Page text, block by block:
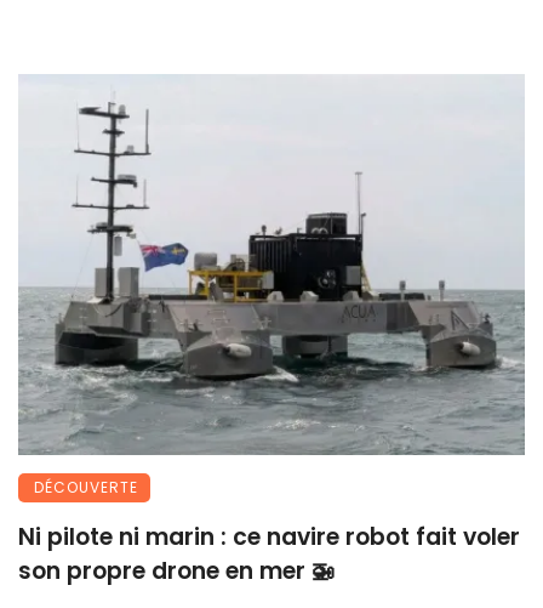
DÉCOUVERTE
Ni pilote ni marin : ce navire robot fait voler
son propre drone en mer 🚁